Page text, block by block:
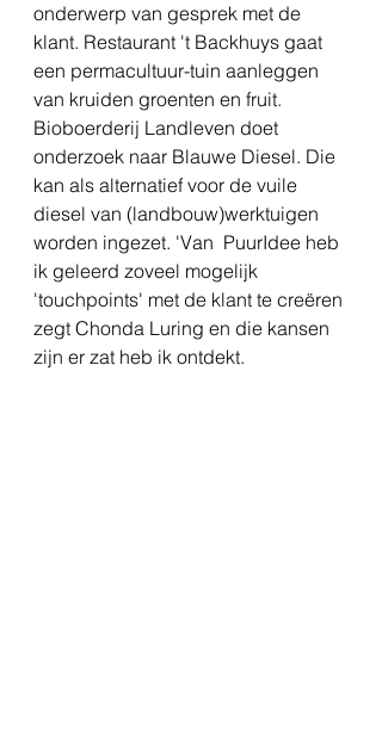
onderwerp van gesprek met de
klant. Restaurant 't Backhuys gaat
een permacultuur-tuin aanleggen
van kruiden groenten en fruit.
Bioboerderij Landleven doet
onderzoek naar Blauwe Diesel. Die
kan als alternatief voor de vuile
diesel van (landbouw)werktuigen
worden ingezet. 'Van  PuurIdee heb
ik geleerd zoveel mogelijk
'touchpoints' met de klant te creëren
zegt Chonda Luring en die kansen
zijn er zat heb ik ontdekt.